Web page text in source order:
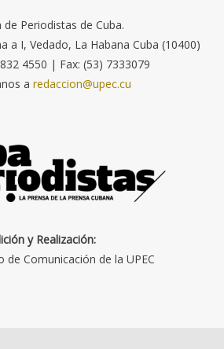
de Periodistas de Cuba.
a I, Vedado, La Habana Cuba (10400)
4550 | Fax: (53) 7333079
a redaccion@upec.cu
y Realización:
de Comunicación de la UPEC